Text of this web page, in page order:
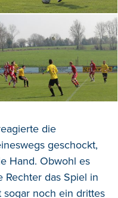
die
geschockt,
Hand. Obwohl es
Rechter das Spiel in
noch ein drittes